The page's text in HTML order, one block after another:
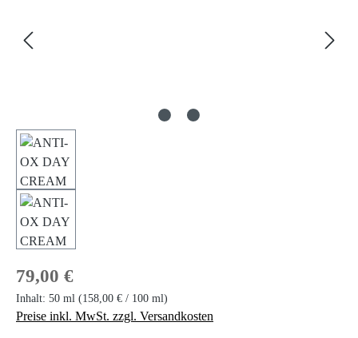
Regulärer Preis:
79,00 €
Inhalt: 50 ml (158,00 € / 100 ml)
Preise inkl. MwSt. zzgl. Versandkosten